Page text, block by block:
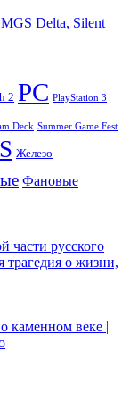
Delta, Silent
2 PC PlayStation 3
Deck Summer Game Fest
Железо
Фановые
части русского
трагедия о жизни,
каменном веке |